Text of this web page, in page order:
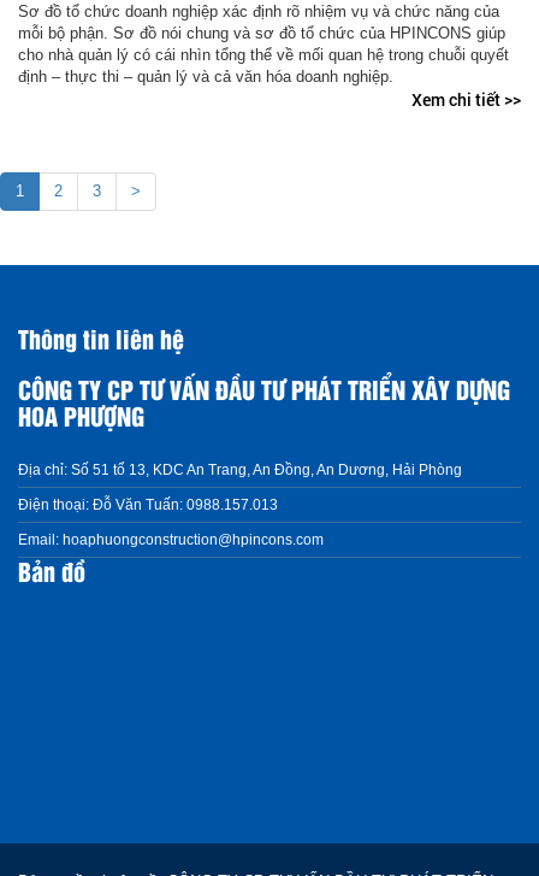
Sơ đồ tổ chức doanh nghiệp xác định rõ nhiệm vụ và chức năng của
mỗi bộ phận. Sơ đồ nói chung và sơ đồ tổ chức của HPINCONS giúp
cho nhà quản lý có cái nhìn tổng thể về mối quan hệ trong chuỗi quyết
định – thực thi – quản lý và cả văn hóa doanh nghiệp.
Xem chi tiết >>
1 2 3 >
Thông tin liên hệ
CÔNG TY CP TƯ VẤN ĐẦU TƯ PHÁT TRIỂN XÂY DỰNG
HOA PHƯỢNG
Địa chỉ: Số 51 tổ 13, KDC An Trang, An Đồng, An Dương, Hải Phòng
Điện thoại: Đỗ Văn Tuấn: 0988.157.013
Email: hoaphuongconstruction@hpincons.com
Bản đồ